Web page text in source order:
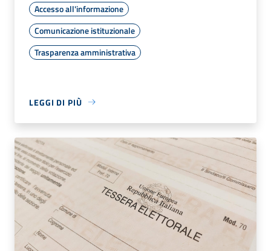
Accesso all'informazione
Comunicazione istituzionale
Trasparenza amministrativa
LEGGI DI PIÙ